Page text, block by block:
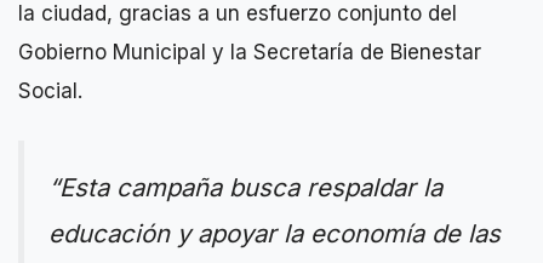
la ciudad, gracias a un esfuerzo conjunto del
Gobierno Municipal y la Secretaría de Bienestar
Social.
“Esta campaña busca respaldar la
educación y apoyar la economía de las